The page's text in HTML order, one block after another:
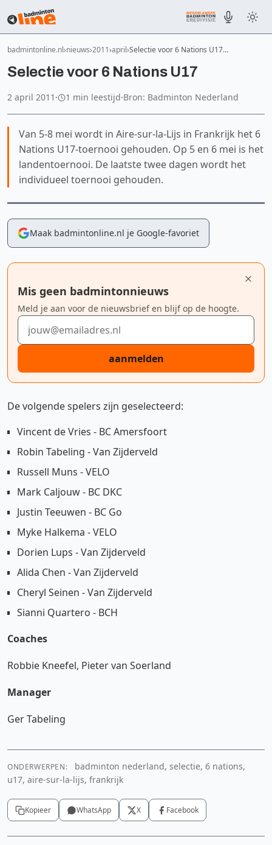
badmintonline.nl nieuws 2011 april Selectie voor 6 Nations U17…
Selectie voor 6 Nations U17
2 april 2011 · 1 min leestijd·Bron: Badminton Nederland
Van 5-8 mei wordt in Aire-sur-la-Lijs in Frankrijk het 6
Nations U17-toernooi gehouden. Op 5 en 6 mei is het
landentoernooi. De laatste twee dagen wordt het
individueel toernooi gehouden.
Maak badmintonline.nl je Google-favoriet
Mis geen badmintonnieuws
Meld je aan voor de nieuwsbrief en blijf op de hoogte.
E-mailadres
aanmelden
De volgende spelers zijn geselecteerd:
Vincent de Vries - BC Amersfoort
Robin Tabeling - Van Zijderveld
Russell Muns - VELO
Mark Caljouw - BC DKC
Justin Teeuwen - BC Go
Myke Halkema - VELO
Dorien Lups - Van Zijderveld
Alida Chen - Van Zijderveld
Cheryl Seinen - Van Zijderveld
Sianni Quartero - BCH
Coaches
Robbie Kneefel, Pieter van Soerland
Manager
Ger Tabeling
ONDERWERPEN:
badminton nederland, selectie, 6 nations,
u17, aire-sur-la-lijs, frankrijk
Kopieer WhatsApp X Facebook